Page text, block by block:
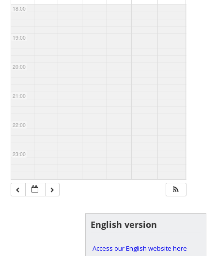
18:00
19:00
20:00
21:00
22:00
23:00
English version
Access our English website here